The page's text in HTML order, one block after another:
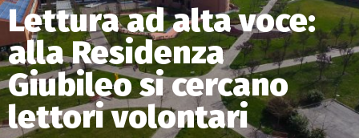
Lettura ad alta voce:
alla Residenza
Giubileo si cercano
lettori volontari